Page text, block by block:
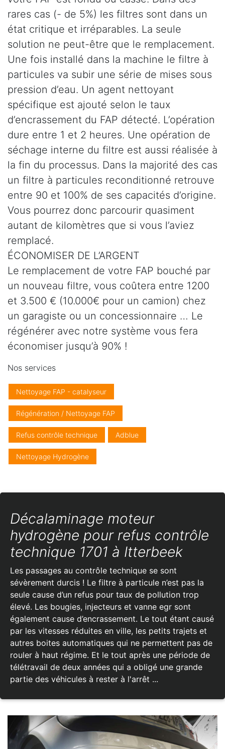
rares cas (- de 5%) les filtres sont dans un
état critique et irréparables. La seule
solution ne peut-être que le remplacement.
Une fois installé dans la machine le filtre à
particules va subir une série de mises sous
pression d’eau. Un agent nettoyant
spécifique est ajouté selon le taux
d’encrassement du FAP détecté. L’opération
dure entre 1 et 2 heures. Une opération de
séchage interne du filtre est aussi réalisée à
la fin du processus. Dans la majorité des cas
un filtre à particules reconditionné retrouve
entre 90 et 100% de ses capacités d’origine.
Vous pourrez donc parcourir quasiment
autant de kilomètres que si vous l’aviez
remplacé.
ÉCONOMISER DE L’ARGENT
Le remplacement de votre FAP bouché par
un nouveau filtre, vous coûtera entre 1200
et 3.500 € (10.000€ pour un camion) chez
un garagiste ou un concessionnaire … Le
régénérer avec notre système vous fera
économiser jusqu’à 90% !
Nos services
Nettoyage FAP - catalyseur
Régénération / Nettoyage FAP
Refus contrôle technique Adblue
Nettoyage Hydrogène
Décalaminage moteur
hydrogène pour refus contrôle
technique 1701 à Itterbeek
Les passages au contrôle technique se sont
sévèrement durcis ! Le filtre à particule n’est pas la
seule cause d’un refus pour taux de pollution trop
élevé. Les bougies, injecteurs et vanne egr sont
également cause d’encrassement. Le tout étant causé
par les vitesses réduites en ville, les petits trajets et
autres boites automatiques qui ne permettent pas de
rouler à haut régime. Et le tout après une période de
télétravail de deux années qui a obligé une grande
partie des véhicules à rester à l'arrêt ...